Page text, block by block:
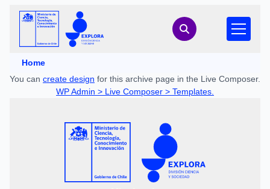
Home
You can create design for this archive page in the Live Composer.
WP Admin > Live Composer > Templates.